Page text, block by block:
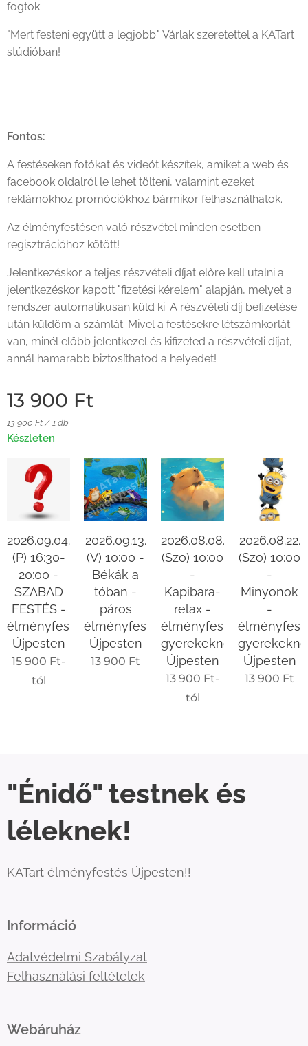
fogtok.
"Mert festeni együtt a legjobb." Várlak szeretettel a KATart
stúdióban!
Fontos:
A festéseken fotókat és videót készítek, amiket a web és
facebook oldalról le lehet tölteni, valamint ezeket
reklámokhoz promóciókhoz bármikor felhasználhatok.
Az élményfestésen való részvétel minden esetben
regisztrációhoz kötött!
Jelentkezéskor a teljes részvételi díjat előre kell utalni a
jelentkezéskor kapott "fizetési kérelem" alapján, melyet a
rendszer automatikusan küld ki. A részvételi díj befizetése
után küldöm a számlát. Mivel a festésekre létszámkorlát
van, minél előbb jelentkezel és kifizeted a részvételi díjat,
annál hamarabb biztosíthatod a helyedet!
13 900 Ft
13 900 Ft / 1 db
Készleten
2026.09.04.
(P) 16:30-
20:00 -
SZABAD
FESTÉS -
élményfestés
Újpesten
15 900 Ft-
tól
2026.09.13.
(V) 10:00 -
Békák a
tóban -
páros
élményfestés
Újpesten
13 900 Ft
2026.08.08.
(Szo) 10:00
-
Kapibara-
relax -
élményfestés
gyerekeknek
Újpesten
13 900 Ft-
tól
2026.08.22.
(Szo) 10:00
-
Minyonok
-
Újpesten
13 900 Ft
"Énidő" testnek és
léleknek!
KATart élményfestés Újpesten!!
Információ
Adatvédelmi Szabályzat
Felhasználási feltételek
Webáruház